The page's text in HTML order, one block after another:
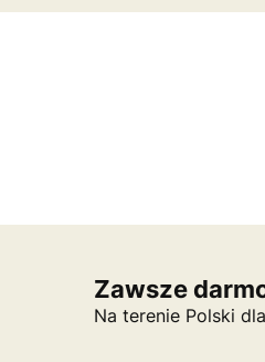
Zawsze
Na terenie Polski